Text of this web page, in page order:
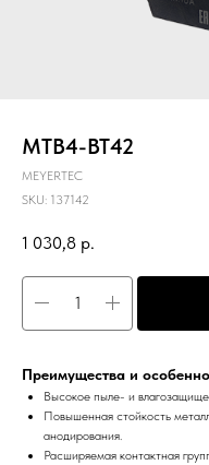
MTB4-BT42
MEYERTEC
SKU: 137142
1 030,8 р.
Преимущества и
Высокое пыле- и
Повышенная стойкость
анодирования.
Расширяемая контактная